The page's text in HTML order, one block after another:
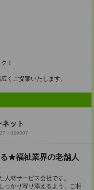
！
くご提案いたします。
ット
－029007
★福祉業界の老舗人
材サービス会社です。
っかり寄り添えるよう、ご相